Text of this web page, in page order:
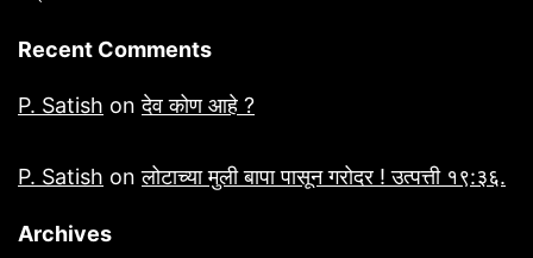
Recent Comments
P. Satish onदेव कोण आहे ?
P. Satish onलोटाच्या मुली बापा पासून गरोदर ! उत्पत्ती १९:३६.
Archives